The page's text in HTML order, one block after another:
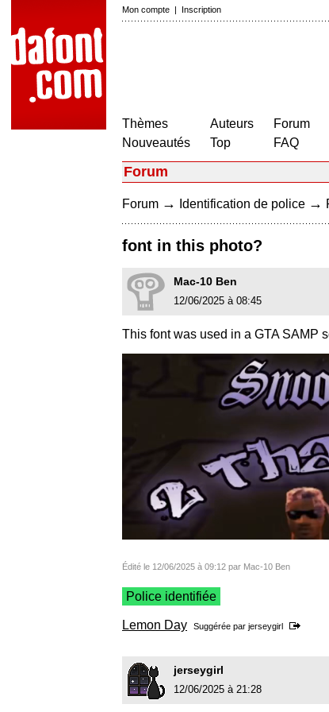
Mon compte | Inscription
Thèmes
Nouveautés
Auteurs
Top
Forum
FAQ
Forum
Forum → Identification de police →
font in this photo?
Mac-10 Ben
12/06/2025 à 08:45
This font was used in a GTA SAMP
Édité le 12/06/2025 à 09:12 par Mac-10 Ben
Police identifiée
Lemon Day Suggérée par jerseygirl
jerseygirl
12/06/2025 à 21:28